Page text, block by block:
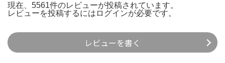
現在、5561件のレビューが投稿されています。
レビューを投稿するには ログインが必要です。
レビューを書く